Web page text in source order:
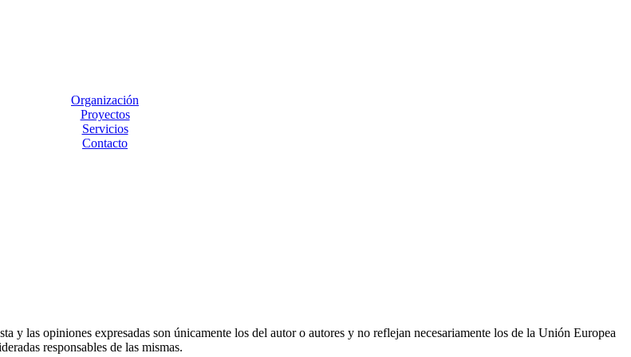
Organización
Proyectos
Servicios
Contacto
las opiniones expresadas son únicamente los del autor o autores y no reflejan necesariamente los de la Unión Europea
responsables de las mismas.